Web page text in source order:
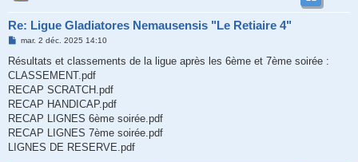
Re: Ligue Gladiatores Nemausensis "Le Retiaire 4"
M
s
a
g
mar. 2 déc. 2025 14:10
Résultats et classements de la ligue après les 6ème et 7ème soirée :
CLASSEMENT.pdf
RECAP SCRATCH.pdf
RECAP HANDICAP.pdf
RECAP LIGNES 6ème soirée.pdf
RECAP LIGNES 7ème soirée.pdf
LIGNES DE RESERVE.pdf